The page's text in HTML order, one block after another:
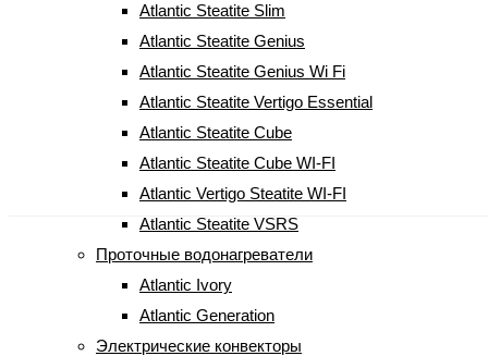
Atlantic Steatite Slim
Atlantic Steatite Genius
Atlantic Steatite Genius Wi Fi
Atlantic Steatite Vertigo Essential
Atlantic Steatite Cube
Atlantic Steatite Cube WI-FI
Atlantic Vertigo Steatite WI-FI
Atlantic Steatite VSRS
Проточные водонагреватели
Atlantic Ivory
Atlantic Generation
Электрические конвекторы